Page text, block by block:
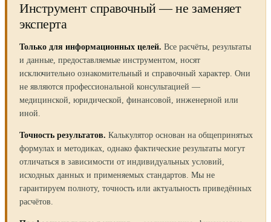
Инструмент справочный — не заменяет
эксперта
Только для информационных целей. Все расчёты, результаты
и данные, предоставляемые инструментом, носят
исключительно ознакомительный и справочный характер. Они
не являются профессиональной консультацией —
медицинской, юридической, финансовой, инженерной или
иной.
Точность результатов. Калькулятор основан на общепринятых
формулах и методиках, однако фактические результаты могут
отличаться в зависимости от индивидуальных условий,
исходных данных и применяемых стандартов. Мы не
гарантируем полноту, точность или актуальность приведённых
расчётов.